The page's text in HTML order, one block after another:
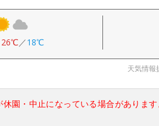
26℃／18℃
天気情報
園・中止になっている場合がありま